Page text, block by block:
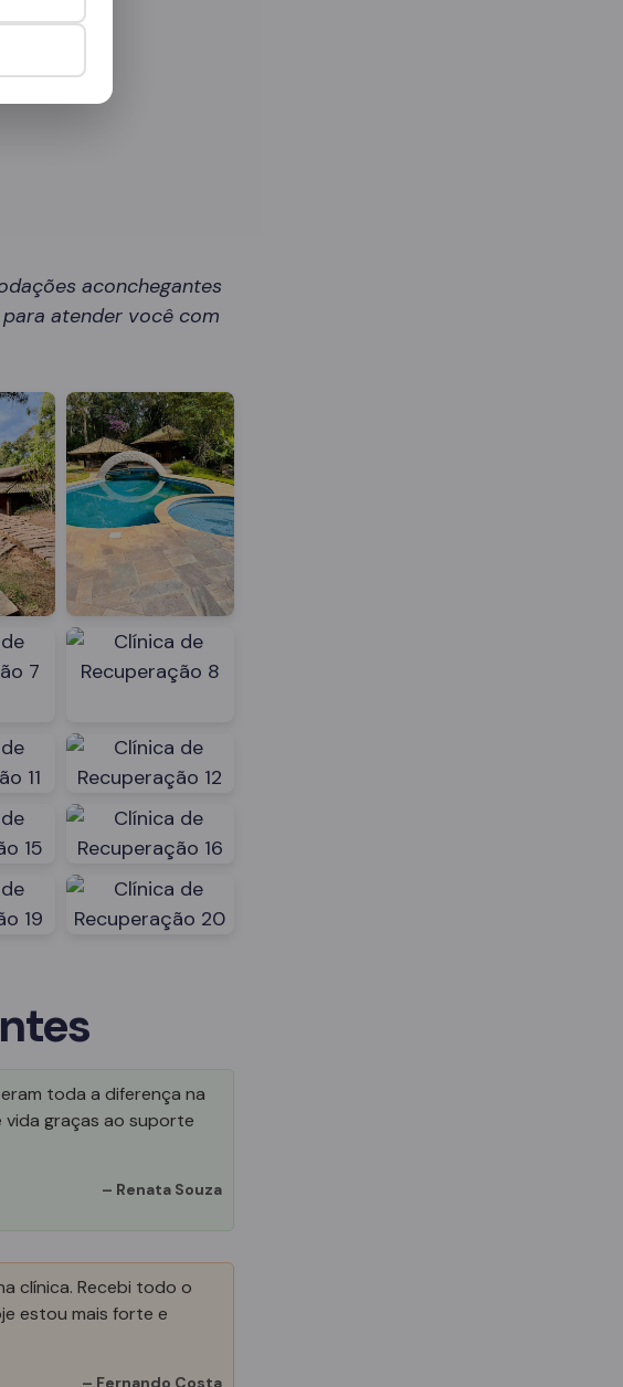
aconchegantes
atender você com
toda a diferença na
vida graças ao suporte
– Renata Souza
clínica. Recebi todo o
estou mais forte e
– Fernando Costa